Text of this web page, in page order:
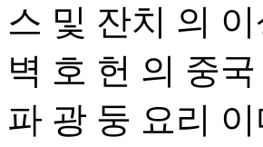
스 및 잔치 의
벽 호 헌 의 중
파 광 둥 요리